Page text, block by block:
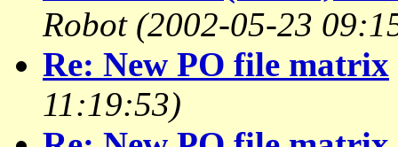
Robot (2002-05-23
Re: New PO file matrix
11:19:53)